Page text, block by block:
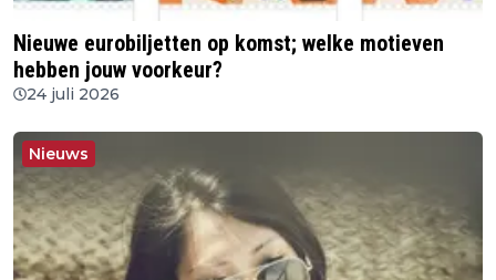
Nieuwe eurobiljetten op komst; welke motieven
hebben jouw voorkeur?
24 juli 2026
Nieuws